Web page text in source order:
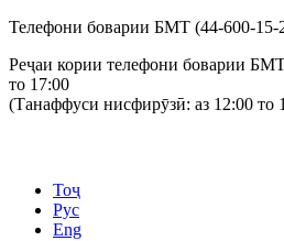
Телефони боварии БМТ (44-600-15-
Реҷаи кории телефони боварии
то 17:00
(Танаффуси нисфирӯзӣ: аз 12:00 то
Тоҷ
Рус
Eng